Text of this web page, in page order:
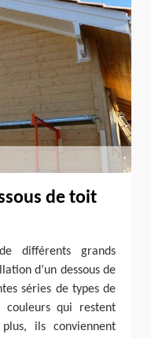
de toit
différents grands
d’un dessous de
séries de types de
couleurs qui restent
ils conviennent